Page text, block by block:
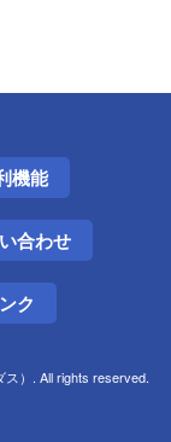
機能
合わせ
ク
）. All rights reserved.